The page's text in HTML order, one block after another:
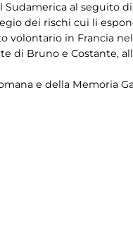
al seguito
dei rischi cui li
in Francia nel
di Bruno e Costante,
e della Memoria